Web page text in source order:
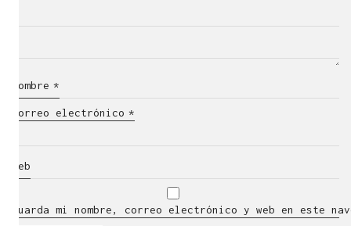
Nombre *
Correo electrónico *
Web
Guarda mi nombre, correo electrónico y web en este